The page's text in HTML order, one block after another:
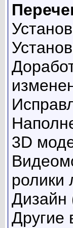
3D
ролики
Дизайн
Другие